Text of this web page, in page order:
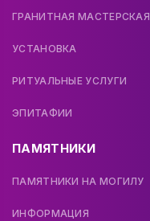
ГРАНИТНАЯ МАСТЕРСКАЯ
УСТАНОВКА
РИТУАЛЬНЫЕ УСЛУГИ
ЭПИТАФИИ
ПАМЯТНИКИ
ПАМЯТНИКИ НА МОГИЛУ
ИНФОРМАЦИЯ